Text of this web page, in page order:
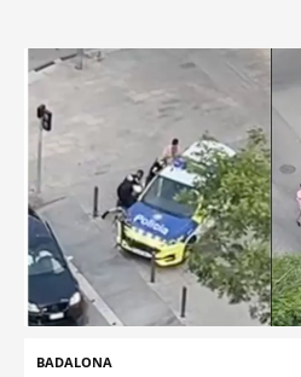
BADALONA